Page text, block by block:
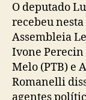
O deputado
recebeu
Assembleia
Ivone Perecin
Melo (PTB) e
Romanelli